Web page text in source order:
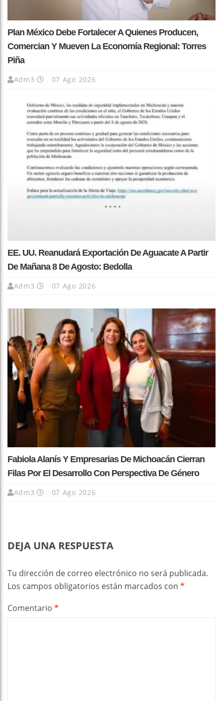
Plan México Debe Fortalecer A Quienes Producen,
Comercian Y Mueven La Economía Regional: Torres
Piña
Adm3 07 Ago 2026
EE. UU. Reanudará Exportación De Aguacate A Partir
De Mañana 8 De Agosto: Bedolla
Adm3 07 Ago 2026
Fabiola Alanís Y Empresarias De Michoacán Cierran
Filas Por El Desarrollo Con Perspectiva De Género
Adm3 07 Ago 2026
DEJA UNA RESPUESTA
Tu dirección de correo electrónico no será publicada.
Los campos obligatorios están marcados con *
Comentario *